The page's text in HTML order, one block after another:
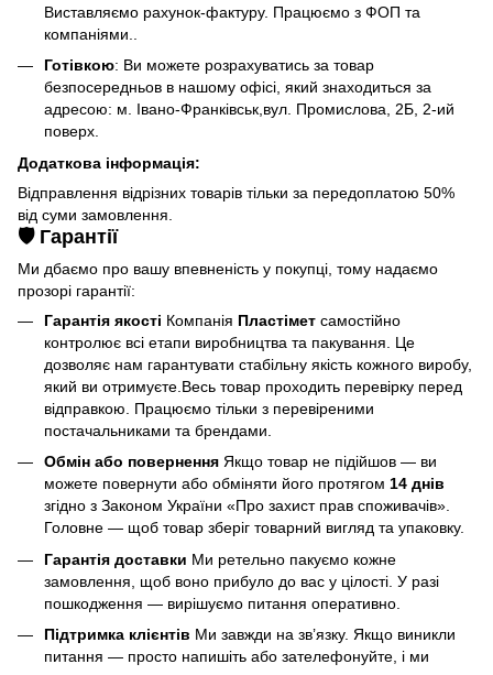
Виставляємо рахунок-фактуру. Працюємо з ФОП та
компаніями..
Готівкою: Ви можете розрахуватись за товар
безпосередньов в нашому офісі, який знаходиться за
адресою: м. Івано-Франківськ,вул. Промислова, 2Б, 2-ий
поверх.
Додаткова інформація:
Відправлення відрізних товарів тільки за передоплатою 50%
від суми замовлення.
🛡️ Гарантії
Ми дбаємо про вашу впевненість у покупці, тому надаємо
прозорі гарантії:
Гарантія якості Компанія Пластімет самостійно
контролює всі етапи виробництва та пакування. Це
дозволяє нам гарантувати стабільну якість кожного виробу,
який ви отримуєте.Весь товар проходить перевірку перед
відправкою. Працюємо тільки з перевіреними
постачальниками та брендами.
Обмін або повернення Якщо товар не підійшов — ви
можете повернути або обміняти його протягом 14 днів
згідно з Законом України «Про захист прав споживачів».
Головне — щоб товар зберіг товарний вигляд та упаковку.
Гарантія доставки Ми ретельно пакуємо кожне
замовлення, щоб воно прибуло до вас у цілості. У разі
пошкодження — вирішуємо питання оперативно.
Підтримка клієнтів Ми завжди на зв’язку. Якщо виникли
питання — просто напишіть або зателефонуйте, і ми